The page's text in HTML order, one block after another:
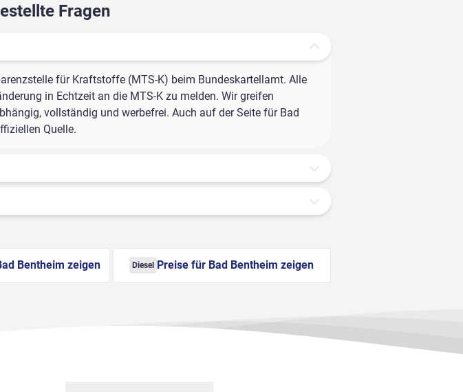
Fragen
für Kraftstoffe (MTS-K) beim Bundeskartellamt. Alle
in Echtzeit an die MTS-K zu melden. Wir greifen
vollständig und werbefrei. Auch auf der Seite für Bad
Quelle.
Bentheim zeigen Diesel Preise für Bad Bentheim zeigen